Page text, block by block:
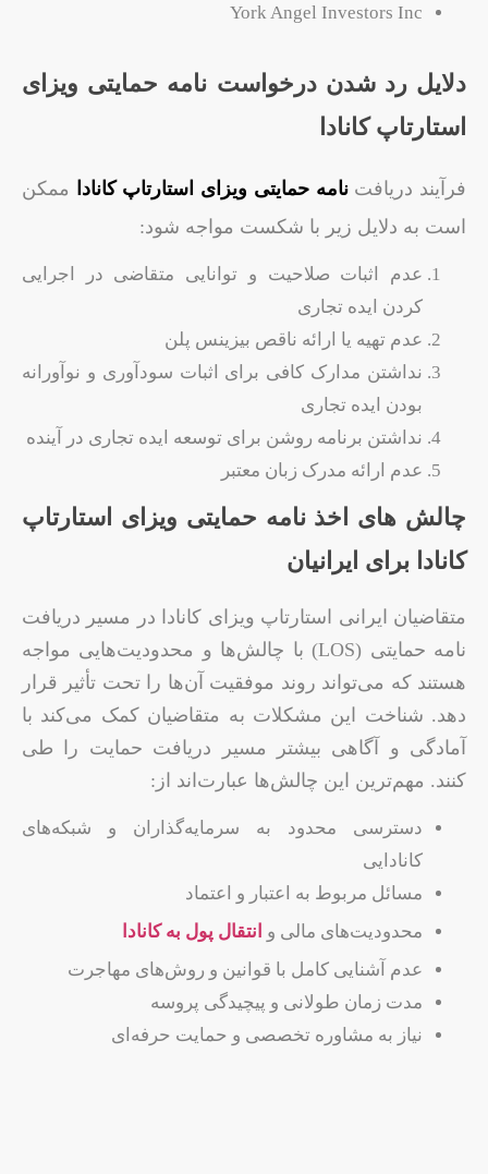
York Angel Investors Inc
دلایل رد شدن درخواست نامه حمایتی ویزای
استارتاپ کانادا
فرآیند دریافتنامه حمایتی ویزای استارتاپ کانادا
ممکن
است به دلایل زیر با شکست مواجه شود:
عدم اثبات صلاحیت و توانایی متقاضی در اجرایی
کردن ایده تجاری
عدم تهیه یا ارائه ناقص بیزینس پلن
نداشتن مدارک کافی برای اثبات سودآوری و نوآورانه
بودن ایده تجاری
نداشتن برنامه روشن برای توسعه ایده تجاری در آینده
عدم ارائه مدرک زبان معتبر
چالش های اخذ نامه حمایتی ویزای استارتاپ
کانادا برای ایرانیان
متقاضیان ایرانی استارتاپ ویزای کانادا در مسیر دریافت
نامه حمایتی (LOS) با چالش‌ها و محدودیت‌هایی مواجه
هستند که می‌تواند روند موفقیت آن‌ها را تحت تأثیر قرار
دهد. شناخت این مشکلات به متقاضیان کمک می‌کند با
آمادگی و آگاهی بیشتر مسیر دریافت حمایت را طی
کنند. مهم‌ترین این چالش‌ها عبارت‌اند از:
دسترسی محدود به سرمایه‌گذاران و شبکه‌های
کانادایی
مسائل مربوط به اعتبار و اعتماد
محدودیت‌های مالی و انتقال پول به کانادا
عدم آشنایی کامل با قوانین و روش‌های مهاجرت
مدت زمان طولانی و پیچیدگی پروسه
نیاز به مشاوره تخصصی و حمایت حرفه‌ای